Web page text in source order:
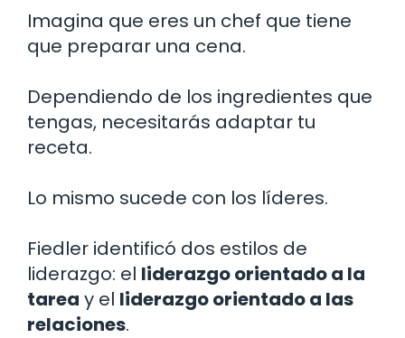
Imagina que eres un chef que tiene
que preparar una cena.
Dependiendo de los ingredientes que
tengas, necesitarás adaptar tu
receta.
Lo mismo sucede con los líderes.
Fiedler identificó dos estilos de
liderazgo: el liderazgo orientado a la
tarea y el liderazgo orientado a las
relaciones.